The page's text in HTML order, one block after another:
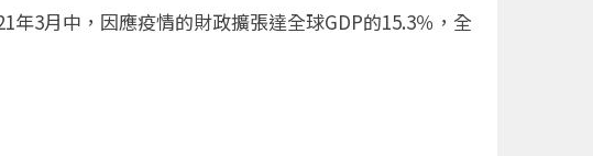
3月中，因應疫情的財政擴張達全球GDP的15.3％，全